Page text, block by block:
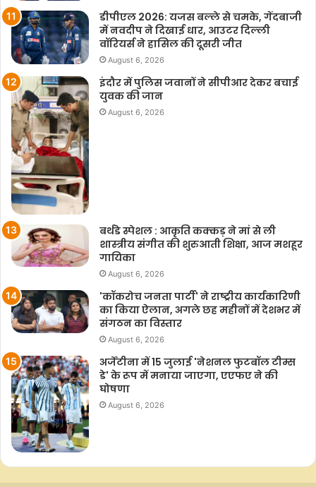
डीपीएल 2026: यजस बल्ले से चमके, गेंदबाजी
में नवदीप ने दिखाई धार, आउटर दिल्ली
वॉरियर्स ने हासिल की दूसरी जीत
August 6, 2026
इंदौर में पुलिस जवानों ने सीपीआर देकर बचाई
युवक की जान
August 6, 2026
बर्थडे स्पेशल : आकृति कक्कड़ ने मां से ली
शास्त्रीय संगीत की शुरुआती शिक्षा, आज मशहूर
गायिका
August 6, 2026
'कॉकरोच जनता पार्टी' ने राष्ट्रीय कार्यकारिणी
का किया ऐलान, अगले छह महीनों में देशभर में
संगठन का विस्तार
August 6, 2026
अर्जेंटीना में 15 जुलाई 'नेशनल फुटबॉल टीम्स
डे' के रूप में मनाया जाएगा, एएफए ने की
घोषणा
August 6, 2026